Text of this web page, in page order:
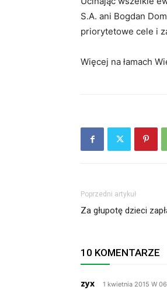
S.A. ani Bogdan
priorytetowe cele i
Więcej na łamach
Poprzedni artykuł
Za głupotę dzieci
10 KOMENTARZE
zyx 1 kwietnia 2015 W